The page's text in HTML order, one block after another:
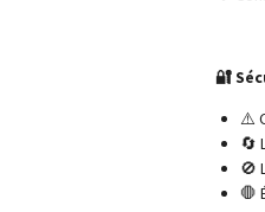
🔐
⚠️
🔄
🚫
🛑